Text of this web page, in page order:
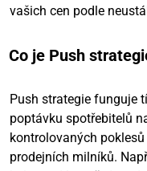
vašich cen podle
Co je Push
Push strategie funguje
poptávku spotřebitelů
kontrolovaných
prodejních milníků.